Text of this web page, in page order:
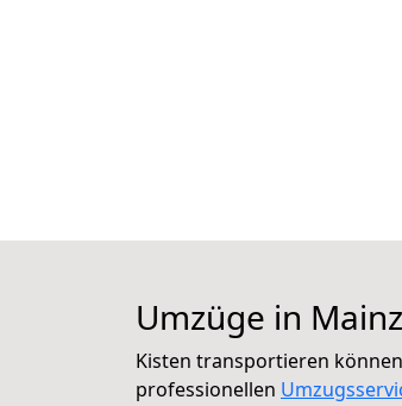
Umzüge in
Kisten transportieren
professionellen